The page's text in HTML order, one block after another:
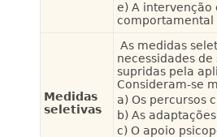
e) A intervenção
comportamental
Medidas
seletivas
As medidas
necessidades
supridas pela
Consideram-se
a) Os percursos
b) As
c) O apoio